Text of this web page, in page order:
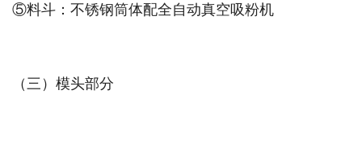
⑤料斗：不锈钢筒体配全自动真空吸粉机
（三）模头部分